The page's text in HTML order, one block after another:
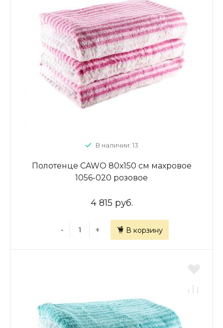
В наличии: 13
Полотенце CAWO 80х150 см махровое
1056-020 розовое
4 815 руб.
- + В корзину